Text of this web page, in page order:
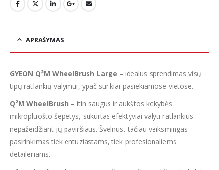
APRAŠYMAS
GYEON Q²M WheelBrush Large – idealus sprendimas visų
tipų ratlankių valymui, ypač sunkiai pasiekiamose vietose.
Q²M WheelBrush – itin saugus ir aukštos kokybės
mikropluošto šepetys, sukurtas efektyviai valyti ratlankius
nepažeidžiant jų paviršiaus. Švelnus, tačiau veiksmingas
pasirinkimas tiek entuziastams, tiek profesionaliems
detaileriams.